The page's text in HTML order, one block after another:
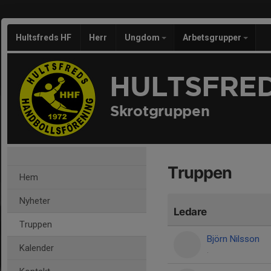
Hultsfreds HF Herr Ungdom Arbetsgrupper
Skrotgruppen
Hem
Nyheter
Truppen
Kalender
Truppen
Ledare
Björn Nilsson
.